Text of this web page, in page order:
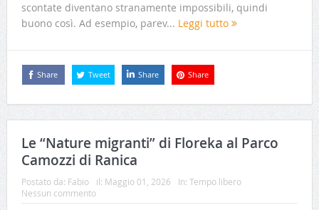
scontate diventano stranamente impossibili, quindi
buono così. Ad esempio, parev... Leggi tutto
Share Tweet Share Share
Le “Nature migranti” di Floreka al Parco
Camozzi di Ranica
Postato da: Fabio il: Maggio 01, 2026 In: Tempo libero
Nessun commento